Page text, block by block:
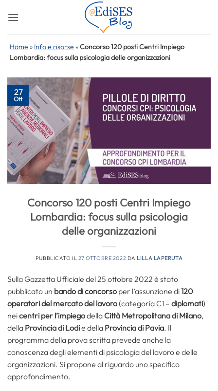
Home » Info e risorse »Concorso 120 posti Centri Impiego
Lombardia: focus sulla psicologia delle organizzazioni
27
Ott
Concorso 120 posti Centri Impiego
Lombardia: focus sulla psicologia
delle organizzazioni
PUBBLICATO IL 27 OTTOBRE 2022 DA LILLA LAPERUTA
Sulla Gazzetta Ufficiale del 25 ottobre 2022 è stato
pubblicato un bando di concorso per l’assunzione di120
operatori del mercato del lavoro(categoria C1 – diplomati)
neicentri per l’impiegodella Città Metropolitana di Milano,
della Provincia di Lodie della Provincia di Pavia. Il
programma della prova scritta prevede anche la
conoscenza degli elementi di psicologia del lavoro e delle
organizzazioni. Si propone al riguardo uno specifico
approfondimento.